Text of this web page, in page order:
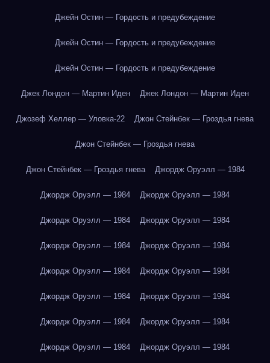
Джейн Остин — Гордость и предубеждение
Джейн Остин — Гордость и предубеждение
Джейн Остин — Гордость и предубеждение
Джек Лондон — Мартин Иден Джек Лондон — Мартин Иден
Джозеф Хеллер — Уловка-22 Джон Стейнбек — Гроздья гнева
Джон Стейнбек — Гроздья гнева
Джон Стейнбек — Гроздья гнева Джордж Оруэлл — 1984
Джордж Оруэлл — 1984 Джордж Оруэлл — 1984
Джордж Оруэлл — 1984 Джордж Оруэлл — 1984
Джордж Оруэлл — 1984 Джордж Оруэлл — 1984
Джордж Оруэлл — 1984 Джордж Оруэлл — 1984
Джордж Оруэлл — 1984 Джордж Оруэлл — 1984
Джордж Оруэлл — 1984 Джордж Оруэлл — 1984
Джордж Оруэлл — 1984 Джордж Оруэлл — 1984